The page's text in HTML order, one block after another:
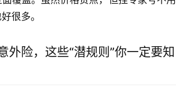
很多。
外险，这些“潜规则”你一定要知